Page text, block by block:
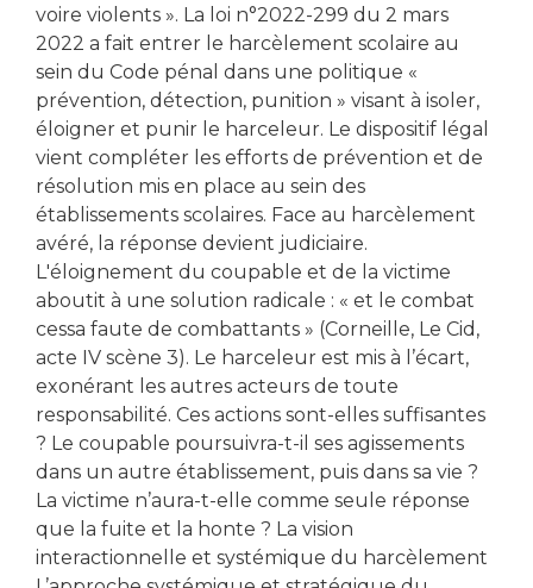
voire violents ». La loi n°2022-299 du 2 mars
2022 a fait entrer le harcèlement scolaire au
sein du Code pénal dans une politique «
prévention, détection, punition » visant à isoler,
éloigner et punir le harceleur. Le dispositif légal
vient compléter les efforts de prévention et de
résolution mis en place au sein des
établissements scolaires. Face au harcèlement
avéré, la réponse devient judiciaire.
L'éloignement du coupable et de la victime
aboutit à une solution radicale : « et le combat
cessa faute de combattants » (Corneille, Le Cid,
acte IV scène 3). Le harceleur est mis à l’écart,
exonérant les autres acteurs de toute
responsabilité. Ces actions sont-elles suffisantes
? Le coupable poursuivra-t-il ses agissements
dans un autre établissement, puis dans sa vie ?
La victime n’aura-t-elle comme seule réponse
que la fuite et la honte ? La vision
interactionnelle et systémique du harcèlement